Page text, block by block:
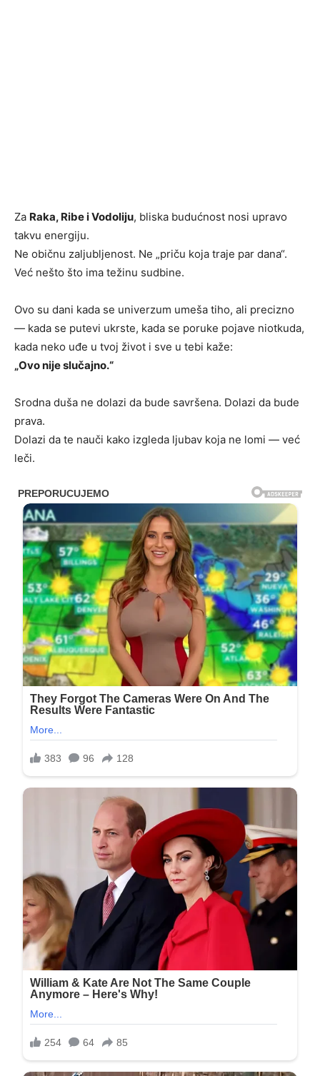
Za Raka, Ribe i Vodoliju, bliska budućnost nosi upravo
takvu energiju.
Ne običnu zaljubljenost. Ne „priču koja traje par dana“.
Već nešto što ima težinu sudbine.
Ovo su dani kada se univerzum umeša tiho, ali precizno
— kada se putevi ukrste, kada se poruke pojave niotkuda,
kada neko uđe u tvoj život i sve u tebi kaže:
„Ovo nije slučajno.“
Srodna duša ne dolazi da bude savršena. Dolazi da bude
prava.
Dolazi da te nauči kako izgleda ljubav koja ne lomi — već
leči.